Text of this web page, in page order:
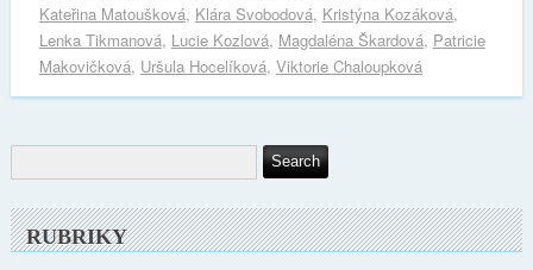
Kateřina Matoušková, Klára Svobodová, Kristýna Kozáková,
Lenka Tikmanová, Lucie Kozlová, Magdaléna Škardová, Patricie
Makovičková, Uršula Hocelíková, Viktorie Chaloupková
RUBRIKY